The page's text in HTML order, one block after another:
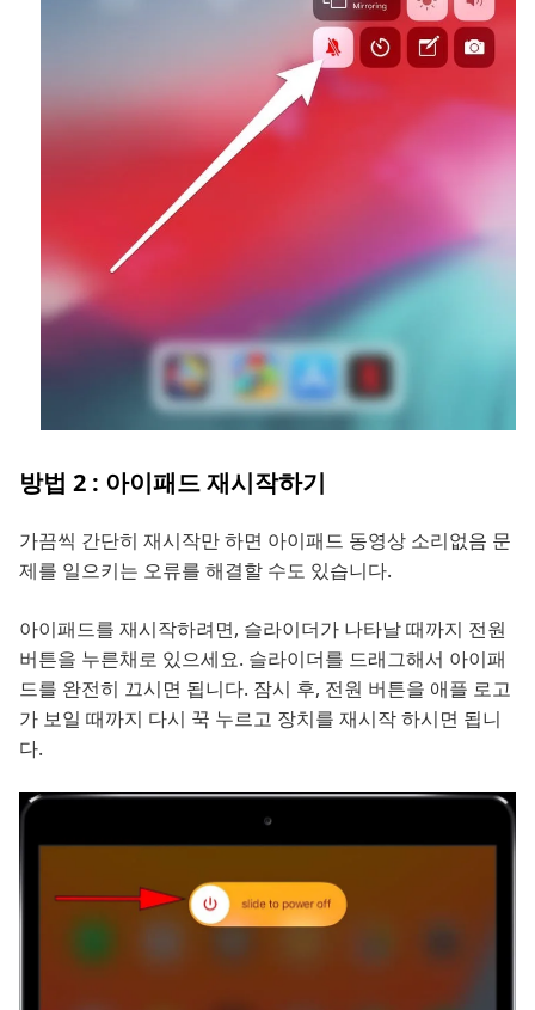
방법 2 : 아이패드 재시작하기
가끔씩 간단히 재시작만 하면 아이패드 동영상 소리없음 문
제를 일으키는 오류를 해결할 수도 있습니다.
아이패드를 재시작하려면, 슬라이더가 나타날 때까지 전원
버튼을 누른채로 있으세요. 슬라이더를 드래그해서 아이패
드를 완전히 끄시면 됩니다. 잠시 후, 전원 버튼을 애플 로고
가 보일 때까지 다시 꾹 누르고 장치를 재시작 하시면 됩니
다.